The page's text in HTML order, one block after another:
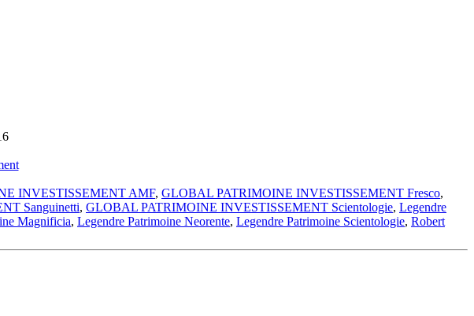
INVESTISSEMENT AMF, GLOBAL PATRIMOINE INVESTISSEMENT Fresco,
Sanguinetti, GLOBAL PATRIMOINE INVESTISSEMENT Scientologie, Legendre
Magnificia, Legendre Patrimoine Neorente, Legendre Patrimoine Scientologie, Robert